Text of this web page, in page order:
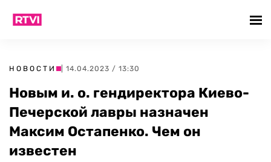
НОВОСТИ | 14.04.2023 / 13:30
Новым и. о. гендиректора Киево-
Печерской лавры назначен
Максим Остапенко. Чем он
известен